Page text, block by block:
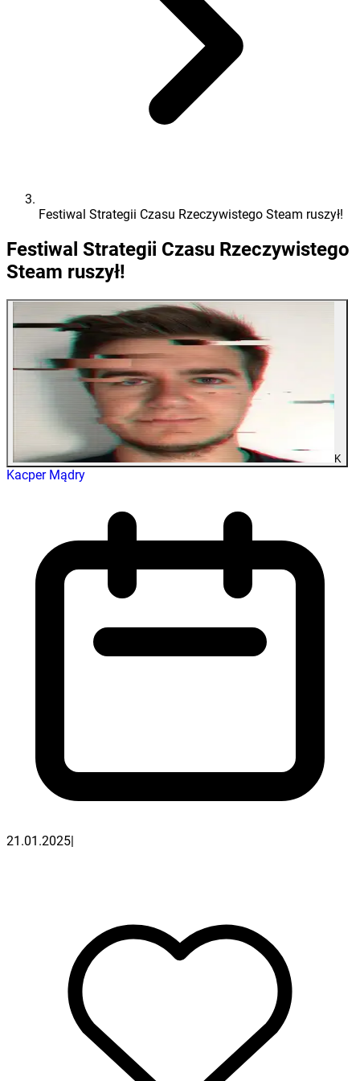
Festiwal Strategii Czasu Rzeczywistego Steam ruszył!
Festiwal Strategii Czasu Rzeczywistego
Steam ruszył!
K
Kacper Mądry
21.01.2025|